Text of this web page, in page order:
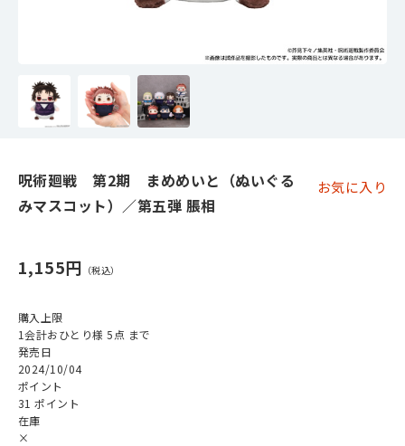
呪術廻戦 第2期 まめめいと（ぬいぐる
みマスコット）／第五弾 脹相
お気に入り
1,155円
購入上限
1会計おひとり様 5点 まで
発売日
2024/10/04
ポイント
31 ポイント
在庫
×